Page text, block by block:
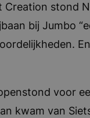
stond
bij Jumbo
voor
kwam van